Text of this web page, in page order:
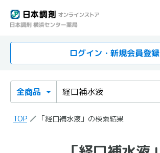
ログイン・新規会員登録
検索カテゴリ
検索キーワード
TOP 「経口補水液」の検索結果